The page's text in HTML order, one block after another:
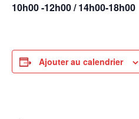
10h00 -12h00 / 14h00-18h00
Ajouter au calendrier